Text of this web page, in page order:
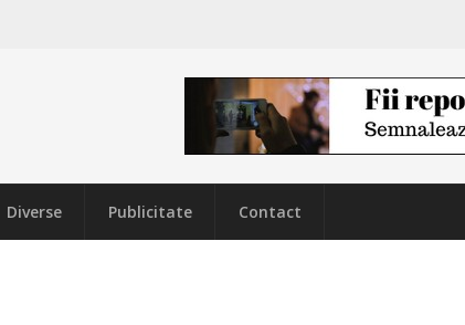
Diverse Publicitate Contact